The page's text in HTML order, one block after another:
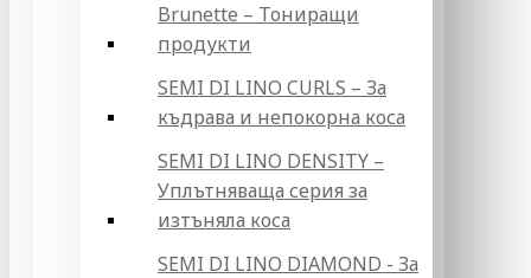
Brunette – Тониращи
продукти
SEMI DI LINO CURLS – За
къдрава и непокорна коса
SEMI DI LINO DENSITY –
Уплътняваща серия за
изтъняла коса
SEMI DI LINO DIAMOND - За